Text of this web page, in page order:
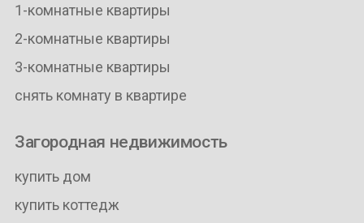
1-комнатные квартиры
2-комнатные квартиры
3-комнатные квартиры
снять комнату в квартире
Загородная недвижимость
купить дом
купить коттедж